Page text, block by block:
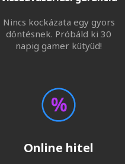
Nincs kockázata egy gyors
döntésnek. Próbáld ki 30
napig gamer kütyüd!
Online hitel